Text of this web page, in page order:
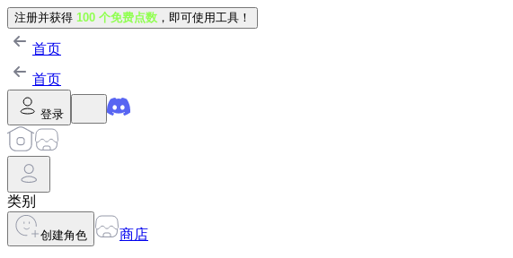
注册并获得 100 个免费点数 ，即可使用工具！
首页
首页
登录
类别
创建角色 商店